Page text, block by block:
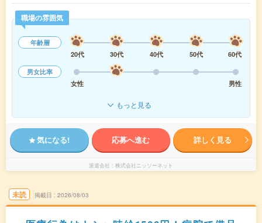
職場の雰囲気
年齢層
20代
30代 40代 50代
60代
男女比率
女性
男性
もっと見る
気になる! 応募へ進む 詳しく見る
派遣会社 株式会社ニッソーネット
未読 掲載日 2026/08/03